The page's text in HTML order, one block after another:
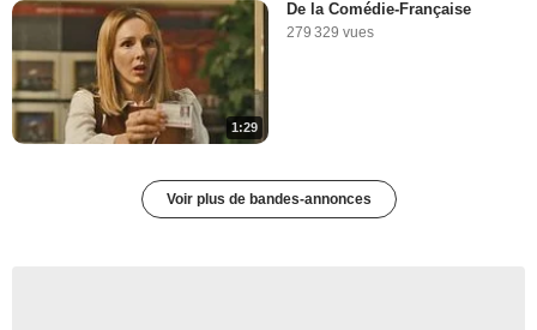
1:29
De la Comédie-Française
279 329 vues
Voir plus de bandes-annonces